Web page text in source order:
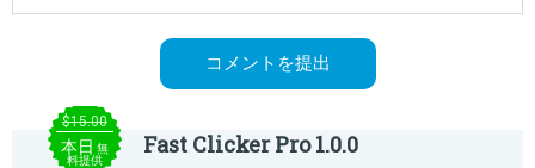
$15.00
本日 無
料提供
Fast Clicker Pro 1.0.0